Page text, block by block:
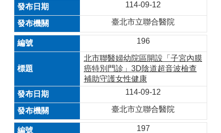
114-09-12
臺北市立聯合醫院
196
北市聯醫婦幼院區開設「子宮內膜
癌特別門診」3D陰道超音波檢查
補助守護女性健康
114-09-12
臺北市立聯合醫院
197